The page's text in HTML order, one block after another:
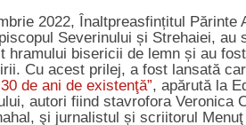
2022, Înaltpreasfințitul Părinte
Severinului și Strehaiei, au
hramului bisericii de lemn și au
Cu acest prilej, a fost lansată
de ani de existenţă”, apărută la
autori fiind stavrofora Veronica
şi jurnalistul și scriitorul